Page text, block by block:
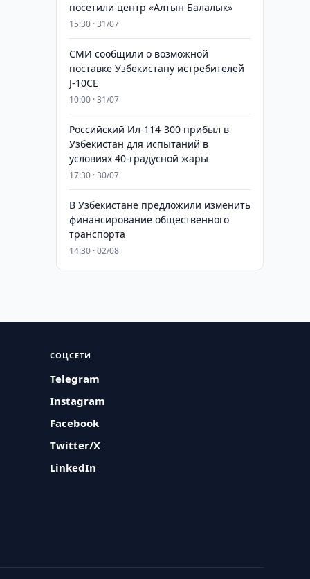
посетили центр «Алтын Балалык»
15:30 · 31/07
СМИ сообщили о возможной
поставке Узбекистану истребителей
J-10CE
10:00 · 31/07
Российский Ил-114-300 прибыл в
Узбекистан для испытаний в
условиях 40-градусной жары
17:30 · 30/07
В Узбекистане предложили изменить
финансирование общественного
транспорта
14:30 · 02/08
СОЦСЕТИ
Telegram
Instagram
Facebook
Twitter/X
LinkedIn